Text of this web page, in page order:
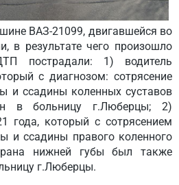
ВАЗ-21099, двигавшейся во
в результате чего произошло
пострадали: 1) водитель
с диагнозом: сотрясение
и ссадины коленных суставов
в больницу г.Люберцы; 2)
года, который с сотрясением
и ссадины правого коленного
рана нижней губы был также
г.Люберцы.